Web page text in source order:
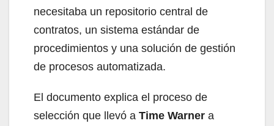
necesitaba un repositorio central de
contratos, un sistema estándar de
procedimientos y una solución de gestión
de procesos automatizada.
El documento explica el proceso de
selección que llevó a Time Warner a